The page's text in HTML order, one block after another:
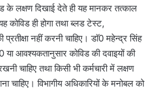
के लक्षण दिखाई देते ही यह मानकर तत्काल
कोविड ही होगा तथा ब्लड टेस्ट,
प्रतीक्षा नहीं करनी चाहिए। डाॅ0 महेन्द्र सिंह
आवश्यकतानुसार कोविड की दवाइयों की
चाहिए तथा किसी भी कर्मचारी में लक्षण
चाहिए। विभागीय अधिकारियों के मनोबल को